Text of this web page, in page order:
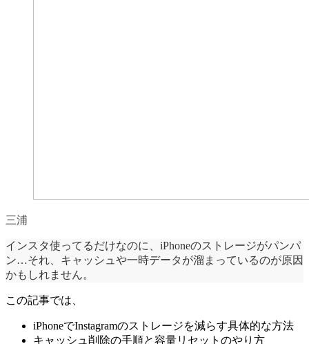
三浦
インスタ使ってるだけなのに、iPhoneのストレージがパンパ
ン…それ、キャッシュや一時データが溜まっているのが原因
かもしれません。
この記事では、
iPhoneでInstagramのストレージを減らす具体的な方法
キャッシュ削除の手順と容量リセットのやり方